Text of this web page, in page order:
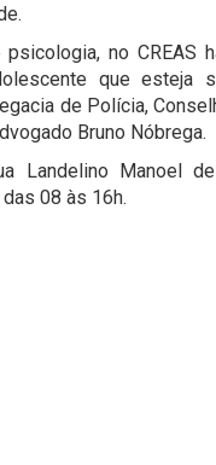
no CREAS
que
de Polícia,
Bruno Nóbrega.
Landelino Manoel
08 às 16h.